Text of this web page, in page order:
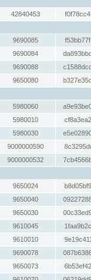
42840453
9690085
9690084
9690088
9650080
5980060
5980010
5980030
9000000590
9000000532
9650024
9650040
9650030
9610045
9610010
9690078
9650073